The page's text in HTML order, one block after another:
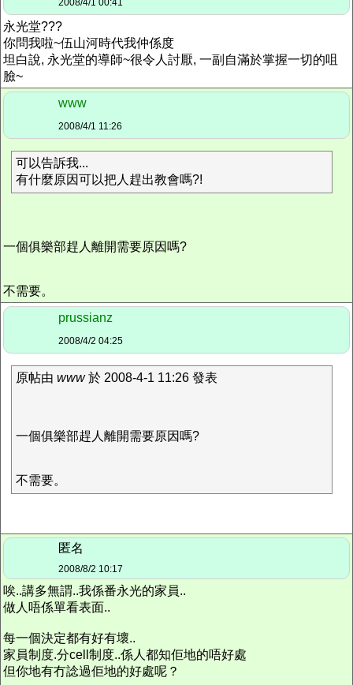
2008/4/1 00:41
永光堂???
你問我啦~伍山河時代我仲係度
坦白說, 永光堂的導師~很令人討厭, 一副自滿於掌握一切的咀
臉~
www
2008/4/1 11:26
可以告訴我...
有什麼原因可以把人趕出教會嗎?!
一個俱樂部趕人離開需要原因嗎?
不需要。
prussianz
2008/4/2 04:25
原帖由 www於 2008-4-1 11:26 發表
一個俱樂部趕人離開需要原因嗎?
不需要。
匿名
2008/8/2 10:17
唉..講多無謂..我係番永光的家員..
做人唔係單看表面..
每一個決定都有好有壞..
家員制度.分cell制度..係人都知佢地的唔好處
但你地有冇諗過佢地的好處呢？